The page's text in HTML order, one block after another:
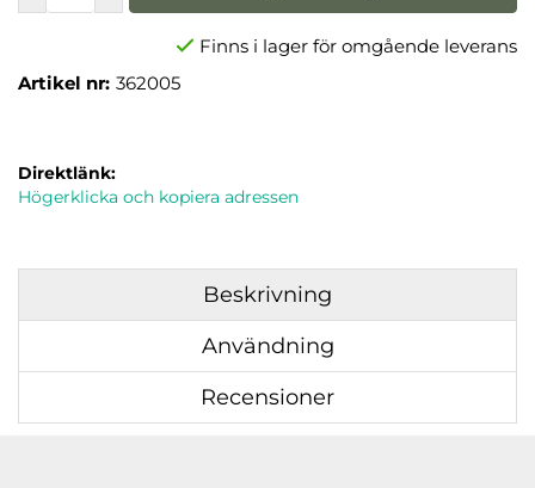
Finns i lager för omgående leverans
Artikel nr: 362005
Direktlänk:
Högerklicka och kopiera adressen
Beskrivning
Användning
Recensioner